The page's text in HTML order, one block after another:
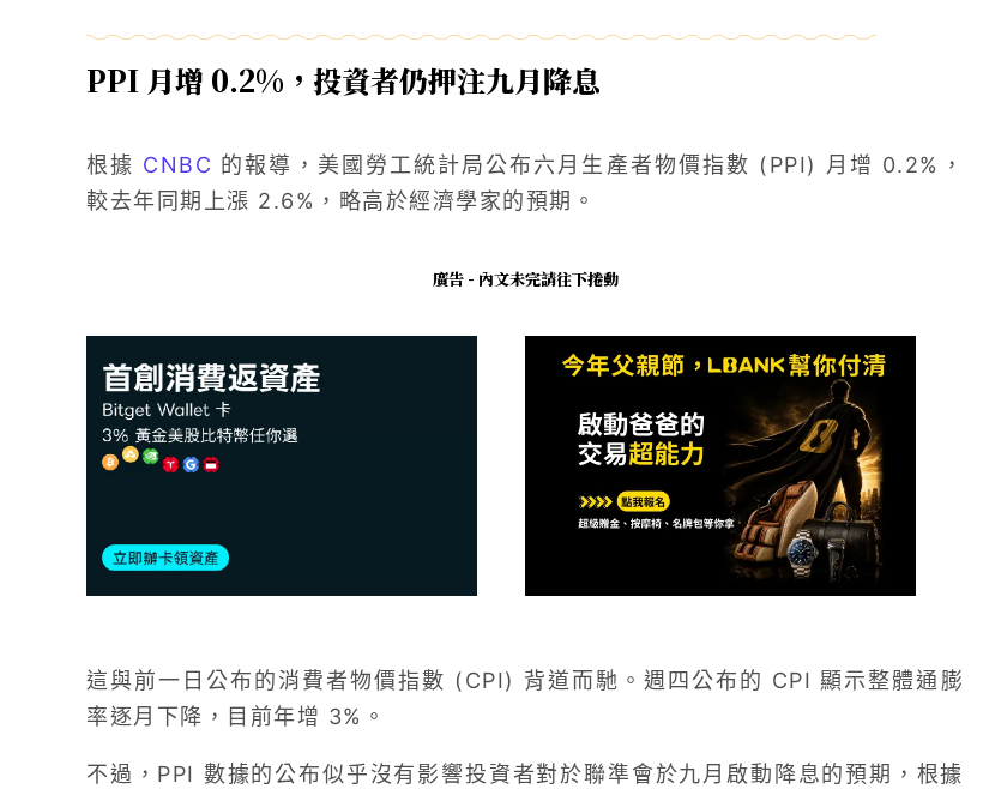
PPI 月增 0.2%，投資者仍押注九月降息
根據 CNBC 的報導，美國勞工統計局公布六月生產者物價指數 (PPI) 月增 0.2%，
較去年同期上漲 2.6%，略高於經濟學家的預期。
廣告 - 內文未完請往下捲動
這與前一日公布的消費者物價指數 (CPI) 背道而馳。週四公布的 CPI 顯示整體通膨
率逐月下降，目前年增 3%。
不過，PPI 數據的公布似乎沒有影響投資者對於聯準會於九月啟動降息的預期，根據